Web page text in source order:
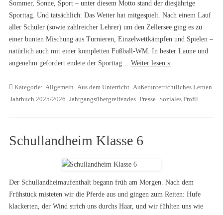
Sommer, Sonne, Sport – unter diesem Motto stand der diesjährige
Sporttag. Und tatsächlich: Das Wetter hat mitgespielt. Nach einem Lauf
aller Schüler (sowie zahlreicher Lehrer) um den Zellersee ging es zu
einer bunten Mischung aus Turnieren, Einzelwettkämpfen und Spielen –
natürlich auch mit einer kompletten Fußball-WM. In bester Laune und
angenehm gefordert endete der Sporttag… Weiter lesen »
Kategorie: Allgemein Aus dem Unterricht Außerunterrichtliches Lernen
Jahrbuch 2025/2026 Jahrgangsübergreifendes Presse Soziales Profil
Schullandheim Klasse 6
Der Schullandheimaufenthalt begann früh am Morgen. Nach dem
Frühstück misteten wir die Pferde aus und gingen zum Reiten: Hufe
klackerten, der Wind strich uns durchs Haar, und wir fühlten uns wie